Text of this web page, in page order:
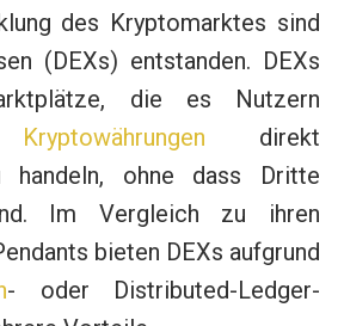
des Kryptomarktes sind
(DEXs) entstanden. DEXs
die es Nutzern
Kryptowährungen direkt
handeln, ohne dass Dritte
Im Vergleich zu ihren
bieten DEXs aufgrund
- oder Distributed-Ledger-